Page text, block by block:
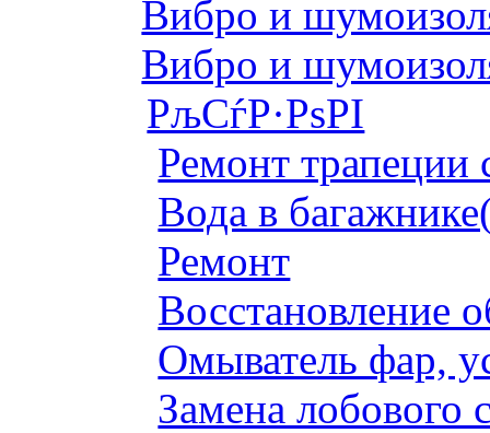
Вибро и
Вибро и
РљСѓР·РѕРІ
Ремонт трапеции
Вода в
Ремонт
Восстановление
Омыватель фар,
Замена лобового